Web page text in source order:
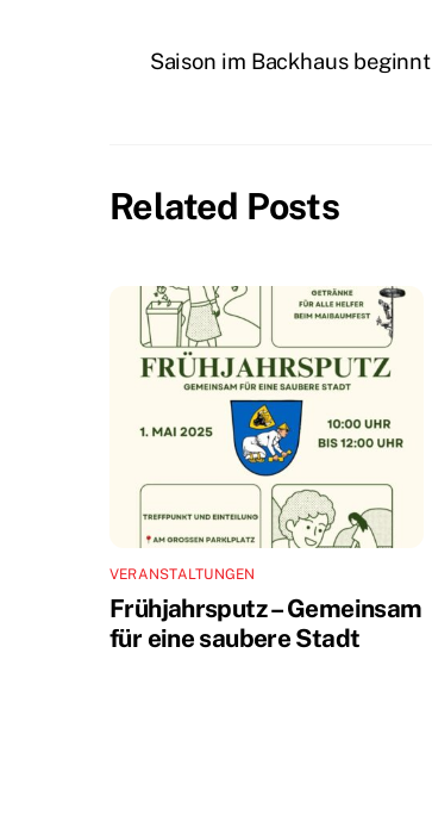
Saison im Backhaus beginnt
Related Posts
VERANSTALTUNGEN
Frühjahrsputz – Gemeinsam
für eine saubere Stadt